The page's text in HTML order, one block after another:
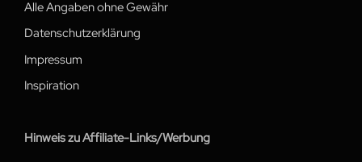
Alle Angaben ohne Gewähr
Datenschutzerklärung
Impressum
Inspiration
Hinweis zu Affiliate-Links/Werbung